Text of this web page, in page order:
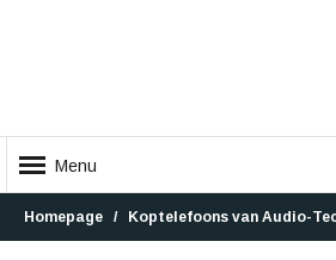
Menu
Homepage Koptelefoons van Audio-